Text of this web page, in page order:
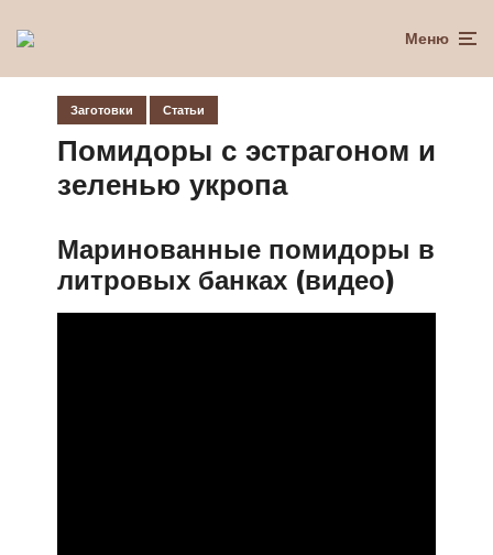
Меню
Заготовки Статьи
Помидоры с эстрагоном и
зеленью укропа
Маринованные помидоры в
литровых банках (видео)